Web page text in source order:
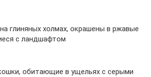
глиняных холмах, окрашены в ржавые
с ландшафтом
обитающие в ущельях с серыми